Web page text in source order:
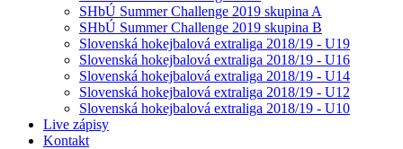
SHbÚ Summer Challenge 2019 skupina A
SHbÚ Summer Challenge 2019 skupina B
Slovenská hokejbalová extraliga 2018/19 - U19
Slovenská hokejbalová extraliga 2018/19 - U16
Slovenská hokejbalová extraliga 2018/19 - U14
Slovenská hokejbalová extraliga 2018/19 - U12
Slovenská hokejbalová extraliga 2018/19 - U10
Live zápisy
Kontakt